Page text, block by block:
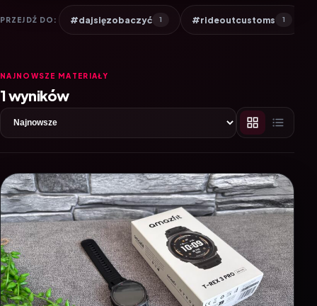
PRZEJDŹ DO: #dajsięzobaczyć 1 #rideoutcustoms 1
NAJNOWSZE MATERIAŁY
1 wyników